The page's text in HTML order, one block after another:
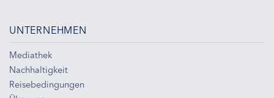
UNTERNEHMEN
Mediathek
Nachhaltigkeit
Reisebedingungen